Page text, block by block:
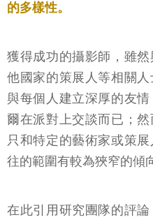
的多樣性。
獲得成功的攝影師，雖
他國家的策展人等相關
與每個人建立深厚的友
爾在派對上交談而已；
只和特定的藝術家或策
往的範圍有較為狹窄的傾
在此引用研究團隊的評